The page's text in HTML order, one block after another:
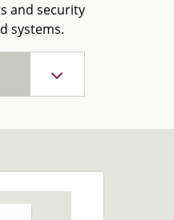
and security
systems.